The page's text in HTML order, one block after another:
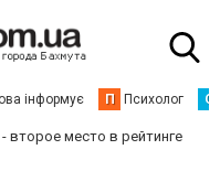
інформує П Психолог С
второе место в рейтинге